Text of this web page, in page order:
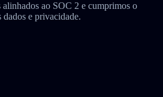
ao SOC 2 e cumprimos o
e privacidade.